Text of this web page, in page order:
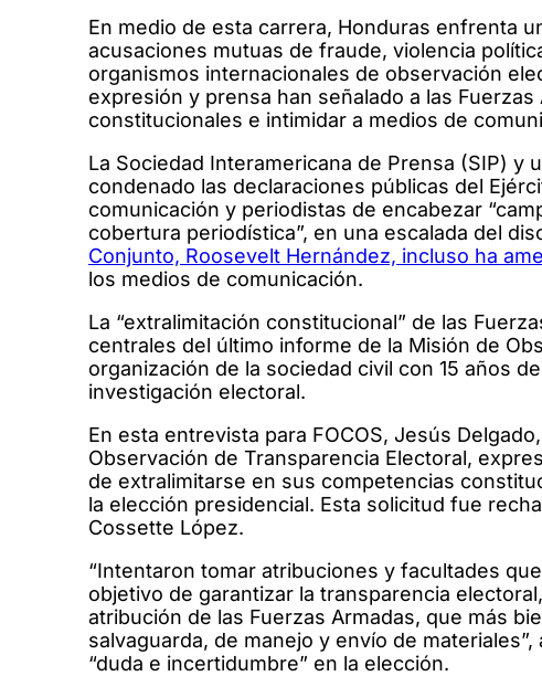
En medio de esta carrera, Honduras enfrenta
acusaciones mutuas de fraude, violencia
organismos internacionales de observación
expresión y prensa han señalado a las
constitucionales e intimidar a medios de
La Sociedad Interamericana de Prensa (SIP) y
condenado las declaraciones públicas del
comunicación y periodistas de encabezar
cobertura periodística”, en una escalada del
Conjunto, Roosevelt Hernández, incluso ha
los medios de comunicación.
La “extralimitación constitucional” de las
centrales del último informe de la Misión de
organización de la sociedad civil con 15 años
investigación electoral.
En esta entrevista para FOCOS, Jesús
Observación de Transparencia Electoral,
de extralimitarse en sus competencias
la elección presidencial. Esta solicitud fue
Cossette López.
“Intentaron tomar atribuciones y facultades
objetivo de garantizar la transparencia
atribución de las Fuerzas Armadas, que más
salvaguarda, de manejo y envío de
“duda e incertidumbre” en la elección.